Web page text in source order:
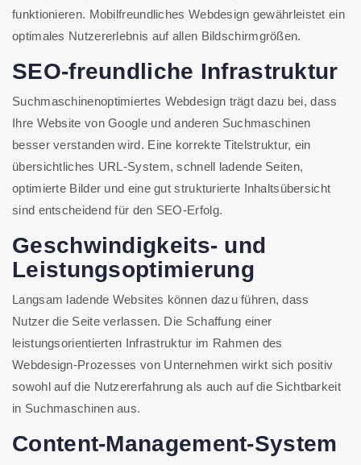
funktionieren. Mobilfreundliches Webdesign gewährleistet ein
optimales Nutzererlebnis auf allen Bildschirmgrößen.
SEO-freundliche Infrastruktur
Suchmaschinenoptimiertes Webdesign trägt dazu bei, dass
Ihre Website von Google und anderen Suchmaschinen
besser verstanden wird. Eine korrekte Titelstruktur, ein
übersichtliches URL-System, schnell ladende Seiten,
optimierte Bilder und eine gut strukturierte Inhaltsübersicht
sind entscheidend für den SEO-Erfolg.
Geschwindigkeits- und
Leistungsoptimierung
Langsam ladende Websites können dazu führen, dass
Nutzer die Seite verlassen. Die Schaffung einer
leistungsorientierten Infrastruktur im Rahmen des
Webdesign-Prozesses von Unternehmen wirkt sich positiv
sowohl auf die Nutzererfahrung als auch auf die Sichtbarkeit
in Suchmaschinen aus.
Content-Management-System